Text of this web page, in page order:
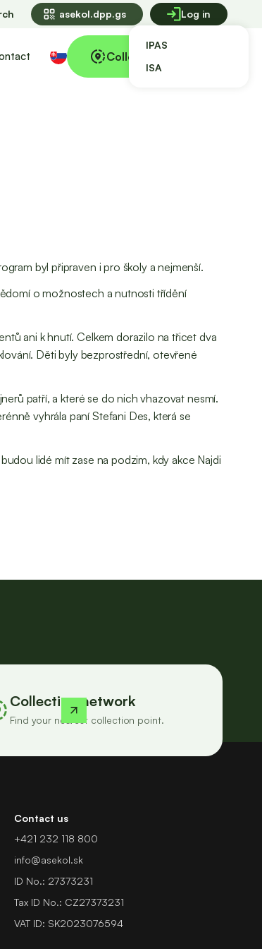
qr_code asekol.dpp.gs
IPAS
ISA
Log in
Collecting points
byl připraven i pro školy a nejmenší.
o možnostech a nutnosti třídění
ani k hnutí. Celkem dorazilo na třicet dva
Děti byly bezprostřední, otevřené
patří, a které se do nich vhazovat nesmí.
vyhrála paní Stefani Des, která se
lidé mít zase na podzim, kdy akce Najdi
Collection network
Find your nearest collection point.
Contact us
+421 232 118 800
info@asekol.sk
ID No.: 27373231
Tax ID No.: CZ27373231
VAT ID: SK2023076594